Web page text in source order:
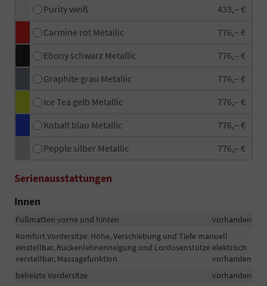
Purity weiß
433,– €
Carmine rot Metallic
776,– €
Ebony schwarz Metallic
776,– €
Graphite grau Metallic
776,– €
Ice Tea gelb Metallic
776,– €
Kobalt blau Metallic
776,– €
Pepple silber Metallic
776,– €
Serienausstattungen
Innen
Fußmatten vorne und hinten
vorhanden
Komfort Vordersitze: Höhe, Verschiebung und Tiefe manuell
einstellbar, Rückenlehnenneigung und Lordosenstütze elektrisch
verstellbar, Massagefunktion
vorhanden
beheizte Vordersitze
vorhanden